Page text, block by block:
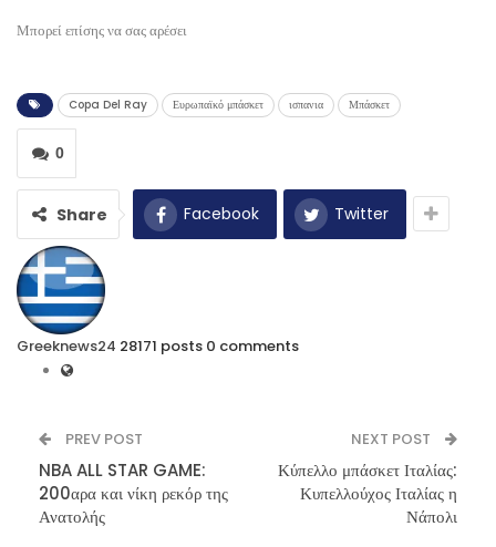
Μπορεί επίσης να σας αρέσει
Copa Del Ray Ευρωπαϊκό μπάσκετ ισπανια Μπάσκετ
0
Share Facebook Twitter
Greeknews24 28171 posts 0 comments
PREV POST
NBA ALL STAR GAME:
200αρα και νίκη ρεκόρ της
Ανατολής
NEXT POST
Κύπελλο μπάσκετ Ιταλίας:
Κυπελλούχος Ιταλίας η
Νάπολι